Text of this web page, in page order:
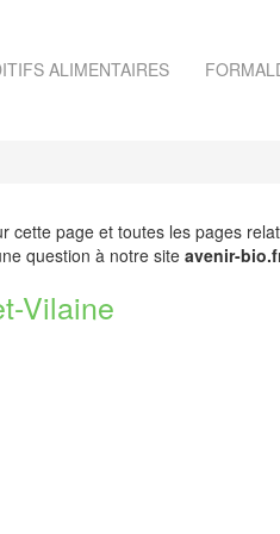
ALIMENTAIRES
cette page et toutes les pages
question à notre siteavenir-
Vilaine